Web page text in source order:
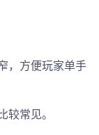
，方便玩家单手
常见。